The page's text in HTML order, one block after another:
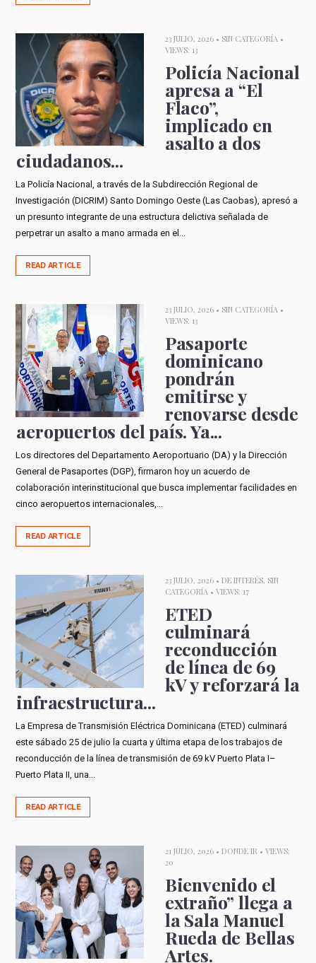
23 JULIO, 2026 • SIN CATEGORÍA •
VIEWS: 13
Policía Nacional
apresa a “El
Flaco”,
implicado en
asalto a dos
ciudadanos...
La Policía Nacional, a través de la Subdirección Regional de
Investigación (DICRIM) Santo Domingo Oeste (Las Caobas), apresó a
un presunto integrante de una estructura delictiva señalada de
perpetrar un asalto a mano armada en el...
READ ARTICLE
23 JULIO, 2026 • SIN CATEGORÍA •
VIEWS: 13
Pasaporte
dominicano
pondrán
emitirse y
renovarse desde
aeropuertos del país. Ya...
Los directores del Departamento Aeroportuario (DA) y la Dirección
General de Pasaportes (DGP), firmaron hoy un acuerdo de
colaboración interinstitucional que busca implementar facilidades en
cinco aeropuertos internacionales,...
READ ARTICLE
23 JULIO, 2026 • DE INTERÉS, SIN
CATEGORÍA • VIEWS: 17
ETED
culminará
reconducción
de línea de 69
kV y reforzará la
infraestructura...
La Empresa de Transmisión Eléctrica Dominicana (ETED) culminará
este sábado 25 de julio la cuarta y última etapa de los trabajos de
reconducción de la línea de transmisión de 69 kV Puerto Plata I–
Puerto Plata II, una...
READ ARTICLE
21 JULIO, 2026 • DONDE IR • VIEWS:
20
Bienvenido el
extraño” llega a
la Sala Manuel
Rueda de Bellas
Artes.